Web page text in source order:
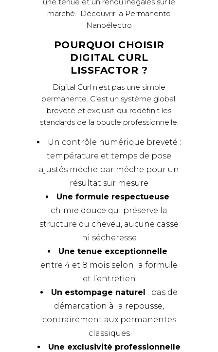
marché.
Découvrir la Permanente
Nanoélectro
POURQUOI CHOISIR
DIGITAL CURL
LISSFACTOR ?
Digital Curl n’est pas une simple
permanente. C’est un système global,
breveté et exclusif, qui redéfinit les
standards de la boucle professionnelle.
Un contrôle numérique breveté :
température et temps de pose
ajustés mèche par mèche pour un
résultat sur mesure
Une formule respectueuse :
chimie douce qui préserve la
structure du cheveu, aucune casse
ni sécheresse
Une tenue exceptionnelle :
entre 4 et 8 mois selon la formule
et l’entretien
Un estompage naturel : pas de
démarcation à la repousse,
contrairement aux permanentes
classiques
Une exclusivité professionnelle